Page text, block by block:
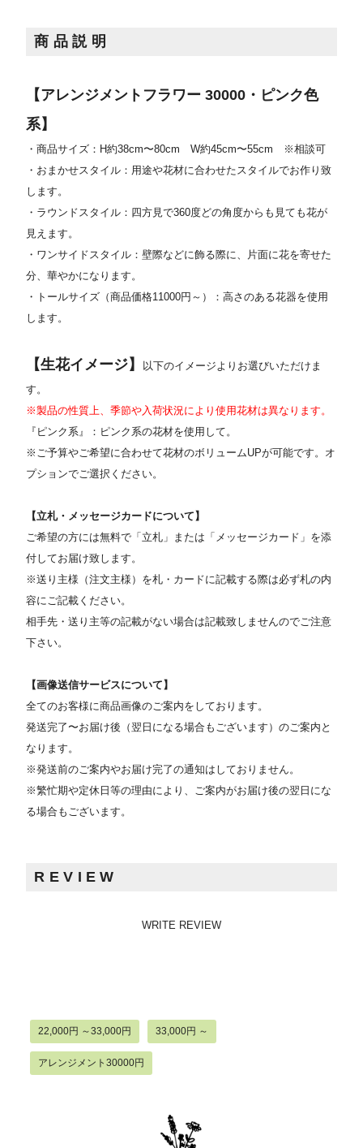
商品説明
【アレンジメントフラワー 30000・ピンク色
系】
・商品サイズ：H約38cm〜80cm W約45cm〜55cm ※相談可
・おまかせスタイル：用途や花材に合わせたスタイルでお作り致
します。
・ラウンドスタイル：四方見で360度どの角度からも見ても花が
見えます。
・ワンサイドスタイル：壁際などに飾る際に、片面に花を寄せた
分、華やかになります。
・トールサイズ（商品価格11000円～）：高さのある花器を使用
します。
【生花イメージ】
以下のイメージよりお選びいただけま
す。
※製品の性質上、季節や入荷状況により使用花材は異なります。
『ピンク系』：ピンク系の花材を使用して。
※ご予算やご希望に合わせて花材のボリュームUPが可能です。オ
プションでご選択ください。
【立札・メッセージカードについて】
ご希望の方には無料で「立札」または「メッセージカード」を添
付してお届け致します。
※送り主様（注文主様）を札・カードに記載する際は必ず札の内
容にご記載ください。
相手先・送り主等の記載がない場合は記載致しませんのでご注意
下さい。
【画像送信サービスについて】
全てのお客様に商品画像のご案内をしております。
発送完了〜お届け後（翌日になる場合もございます）のご案内と
なります。
※発送前のご案内やお届け完了の通知はしておりません。
※繁忙期や定休日等の理由により、ご案内がお届け後の翌日にな
る場合もございます。
REVIEW
WRITE REVIEW
22,000円 ～33,000円 33,000円 ～
アレンジメント30000円